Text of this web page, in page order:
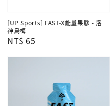
[UP Sports] FAST-X能量果膠 - 洛
神烏梅
Regular
NT$ 65